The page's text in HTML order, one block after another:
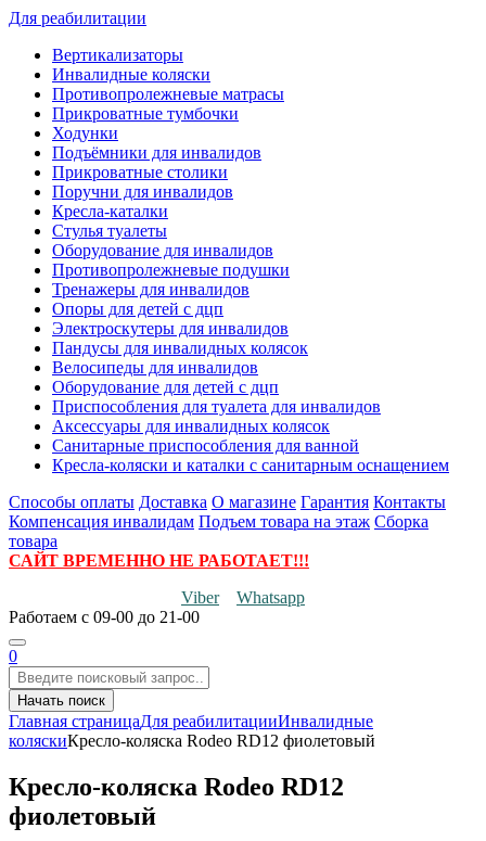
Для реабилитации
Вертикализаторы
Инвалидные коляски
Противопролежневые матрасы
Прикроватные тумбочки
Ходунки
Подъёмники для инвалидов
Прикроватные столики
Поручни для инвалидов
Кресла-каталки
Стулья туалеты
Оборудование для инвалидов
Противопролежневые подушки
Тренажеры для инвалидов
Опоры для детей с дцп
Электроскутеры для инвалидов
Пандусы для инвалидных колясок
Велосипеды для инвалидов
Оборудование для детей с дцп
Приспособления для туалета для инвалидов
Аксессуары для инвалидных колясок
Санитарные приспособления для ванной
Кресла-коляски и каталки с санитарным оснащением
Способы оплаты Доставка О магазине Гарантия Контакты
Компенсация инвалидам Подъем товара на этаж Сборка
товара
САЙТ ВРЕМЕННО НЕ РАБОТАЕТ!!!
Viber
Whatsapp
Работаем с 09-00 до 21-00
0
Начать поиск
Главная страницаДля реабилитацииИнвалидные
коляскиКресло-коляска Rodeo RD12 фиолетовый
Кресло-коляска Rodeo RD12
фиолетовый